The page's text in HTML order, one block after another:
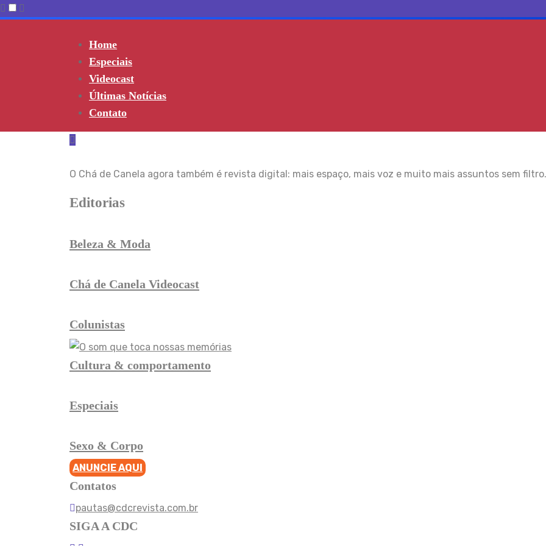
Home
Especiais
Videocast
Últimas Notícias
Contato
O Chá de Canela agora também é revista digital: mais espaço, mais voz e muito mais assuntos sem filtro.
Editorias
Beleza & Moda
Chá de Canela Videocast
Colunistas
Cultura & comportamento
Especiais
Sexo & Corpo
ANUNCIE AQUI
Contatos
pautas@cdcrevista.com.br
SIGA A CDC